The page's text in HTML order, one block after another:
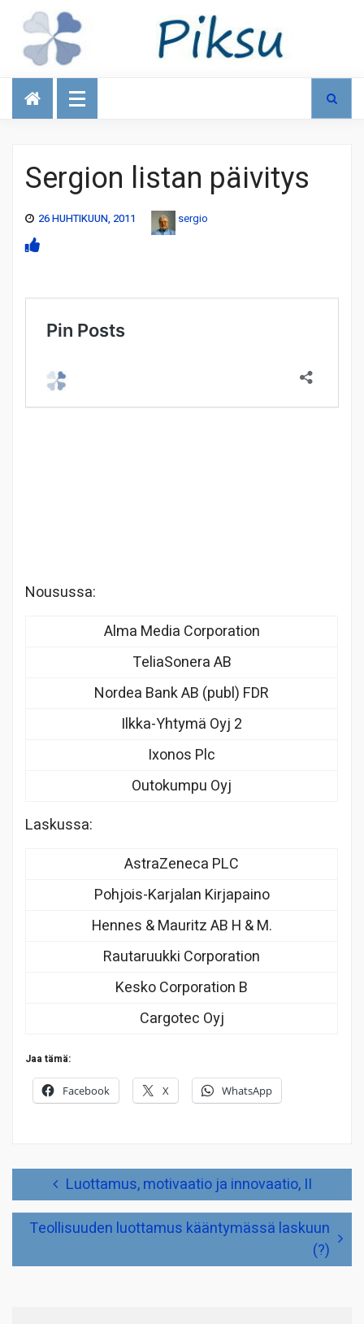
Talous
Sergion listan päivitys
26 HUHTIKUUN, 2011 sergio
Nousussa:
Alma Media Corporation
TeliaSonera AB
Nordea Bank AB (publ) FDR
Ilkka-Yhtymä Oyj 2
Ixonos Plc
Outokumpu Oyj
Laskussa:
AstraZeneca PLC
Pohjois-Karjalan Kirjapaino
Hennes & Mauritz AB H & M.
Rautaruukki Corporation
Kesko Corporation B
Cargotec Oyj
Jaa tämä:
Facebook X WhatsApp
Artikkelien Luottamus, motivaatio ja innovaatio, II
Teollisuuden luottamus kääntymässä laskuun
(?)